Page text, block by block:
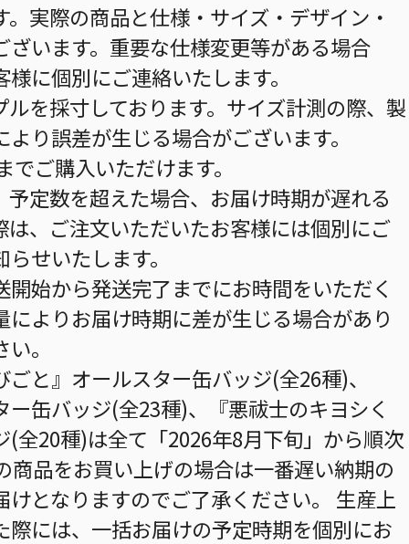
実際の商品と仕様・サイズ・デザイン・
います。重要な仕様変更等がある場合
に個別にご連絡いたします。
を採寸しております。サイズ計測の際、製
り誤差が生じる場合がございます。
ご購入いただけます。
定数を超えた場合、お届け時期が遅れる
、ご注文いただいたお客様には個別にご
せいたします。
始から発送完了までにお時間をいただく
よりお届け時期に差が生じる場合があり
。
と』オールスター缶バッジ(全26種)、
缶バッジ(全23種)、『悪祓士のキヨシく
(全20種)は全て「2026年8月下旬」から順次
商品をお買い上げの場合は一番遅い納期の
となりますのでご了承ください。 生産上
には、一括お届けの予定時期を個別にお